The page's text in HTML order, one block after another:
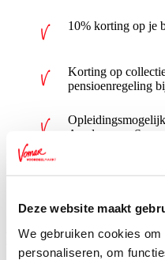
Deze website maakt
We gebruiken cookies
personaliseren, om
10% korting op je
Korting op
pensioenregeling
Academy en
Dit ben jij